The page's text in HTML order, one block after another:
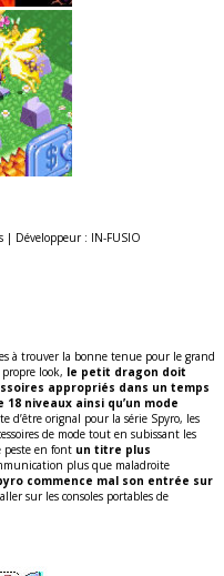
Développeur : IN-FUSIO
à trouver la bonne tenue pour le grand
look, le petit dragon doit
appropriés dans un temps
niveaux ainsi qu’un mode
d’être orignal pour la série Spyro, les
de mode tout en subissant les
peste en font un titre plus
plus que maladroite
commence mal son entrée sur
sur les consoles portables de